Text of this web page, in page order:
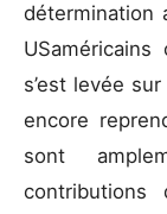
détermination
s’est levée
encore
sont